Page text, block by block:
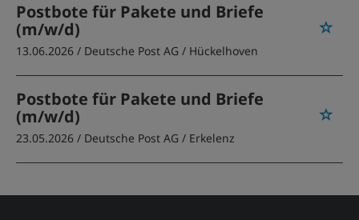
Postbote für Pakete und Briefe
(m/w/d)
13.06.2026 / Deutsche Post AG / Hückelhoven
Postbote für Pakete und Briefe
(m/w/d)
23.05.2026 / Deutsche Post AG / Erkelenz